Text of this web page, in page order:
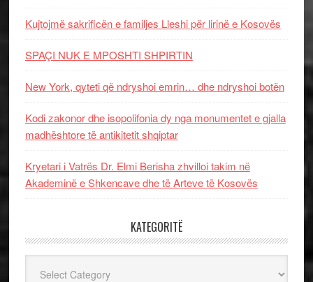
Kujtojmë sakrificën e familjes Lleshi për lirinë e Kosovës
SPAÇI NUK E MPOSHTI SHPIRTIN
New York, qyteti që ndryshoi emrin… dhe ndryshoi botën
Kodi zakonor dhe isopolifonia dy nga monumentet e gjalla
madhështore të antikitetit shqiptar
Kryetari i Vatrës Dr. Elmi Berisha zhvilloi takim në
Akademinë e Shkencave dhe të Arteve të Kosovës
KATEGORITË